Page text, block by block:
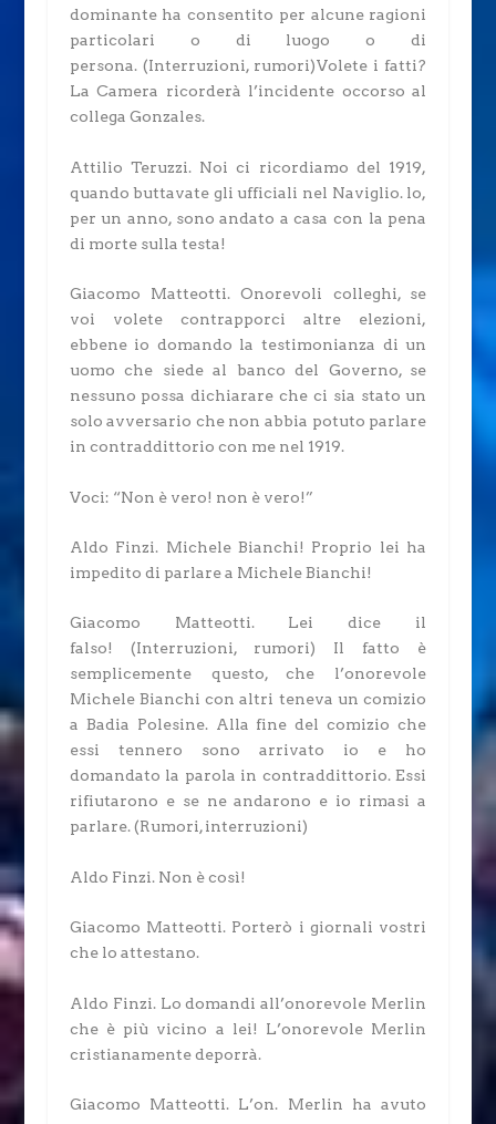
dominante ha consentito per alcune ragioni
particolari o di luogo o di
persona.(Interruzioni, rumori)Volete i fatti?
La Camera ricorderà l’incidente occorso al
collega Gonzales.
Attilio Teruzzi.Noi ci ricordiamo del 1919,
quando buttavate gli ufficiali nel Naviglio. lo,
per un anno, sono andato a casa con la pena
di morte sulla testa!
Giacomo Matteotti. Onorevoli colleghi, se
voi volete contrapporci altre elezioni,
ebbene io domando la testimonianza di un
uomo che siede al banco del Governo, se
nessuno possa dichiarare che ci sia stato un
solo avversario che non abbia potuto parlare
in contraddittorio con me nel 1919.
Voci: “Non è vero! non è vero!”
Aldo Finzi. Michele Bianchi! Proprio lei ha
impedito di parlare a Michele Bianchi!
Giacomo Matteotti.Lei dice il
falso! (Interruzioni, rumori) Il fatto è
semplicemente questo, che l’onorevole
Michele Bianchi con altri teneva un comizio
a Badia Polesine. Alla fine del comizio che
essi tennero sono arrivato io e ho
domandato la parola in contraddittorio. Essi
rifiutarono e se ne andarono e io rimasi a
parlare.(Rumori, interruzioni)
Aldo Finzi.Non è così!
Giacomo Matteotti.Porterò i giornali vostri
che lo attestano.
Aldo Finzi.Lo domandi all’onorevole Merlin
che è più vicino a lei! L’onorevole Merlin
cristianamente deporrà.
Giacomo Matteotti.L’on. Merlin ha avuto